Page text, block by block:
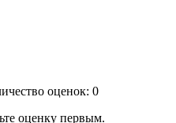
оценок: 0
оценку первым.